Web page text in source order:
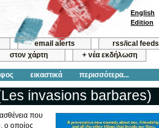
email alerts
rss/ical feeds
στον χάρτη + νέα εκδήλωση
εικαστικά περισσότερα...
English
Edition
invasions barbares)
που
ο οποίος